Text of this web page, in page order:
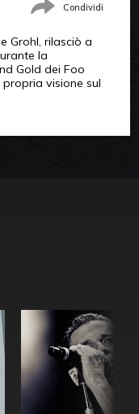
Condividi
Grohl, rilasciò a
la
Gold dei Foo
propria visione sul